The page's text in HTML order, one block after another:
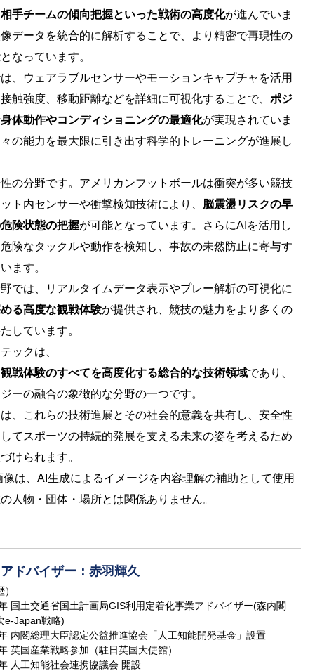
手チームの傾向把握といった戦術の高度化が進んでいま
データを統合的に解析することで、より精密で再現性の
なっています。
、ウェアラブルセンサーやモーションキャプチャを活用
触強度、移動距離などを詳細に可視化することで、 ポジ
体動作やコンディショニングの最適化が実現されていま
の能力を最大限に引き出す科学的トレーニングが進展し
の分野です。アメリカンフットボールは衝突が多い競技
ト内センサーや衝撃検知技術により、 脳震盪リスクの早
険状態の把握が可能となっています。さらにAIを活用し
険なタックルや動作を検知し、事故の未然防止に寄与す
ます。
では、リアルタイムデータ表示やプレー解析の可視化に
る高度な観戦体験が提供され、競技の魅力をより多くの
しています。
ックは、
戦体験のすべてを高度化する総合的な技術領域であり、
ーの融合の象徴的な分野の一つです。
、これらの技術進展とその社会的意義を共有し、安全性
てスポーツの持続的発展を支える未来の姿を考えるため
けられます。
は、AI生成によるイメージを内容理解の補助として使用
人物・団体・場所とは関係ありません。
ドバイザー：赤羽輝久
）
国土交通省国土計画局GIS利用定着化事業アドバイザー(森内閣
e-Japan戦略)
内閣総理大臣認定公益推進協会「人工知能開発基金」設置
英国産業戦略参加（駐日英国大使館）
人工知能社会連携協議会 開設